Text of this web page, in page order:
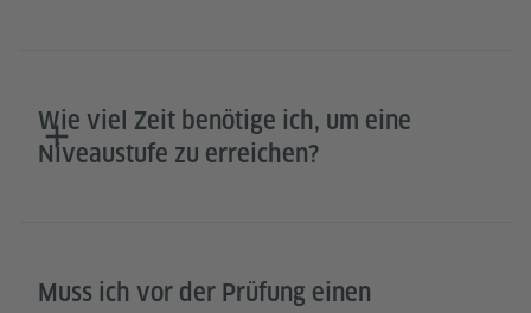
Wie viel Zeit benötige ich, um eine
Niveaustufe zu erreichen?
Muss ich vor der Prüfung einen